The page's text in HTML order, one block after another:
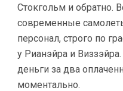
Стокгольм и обратно.
современные
персонал, строго по
у Рианэйра и
деньги за два
моментально.